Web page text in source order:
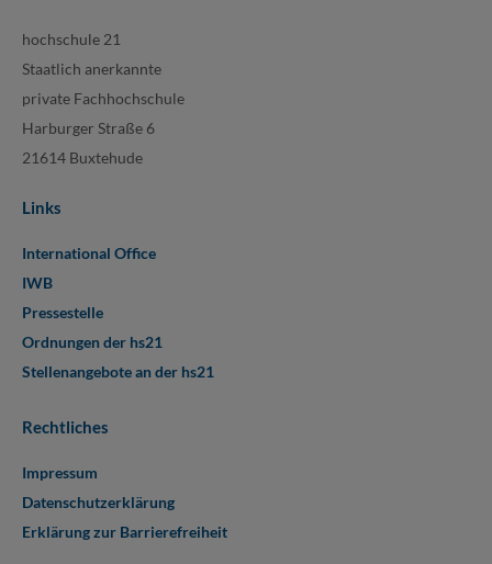
hochschule 21
Staatlich anerkannte
private Fachhochschule
Harburger Straße 6
21614 Buxtehude
Links
International Office
IWB
Pressestelle
Ordnungen der hs21
Stellenangebote an der hs21
Rechtliches
Impressum
Datenschutzerklärung
Erklärung zur Barrierefreiheit